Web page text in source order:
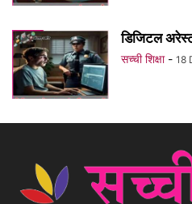
डिजिटल
सच्ची शिक्षा - 18